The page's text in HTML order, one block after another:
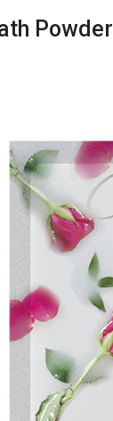
Powder